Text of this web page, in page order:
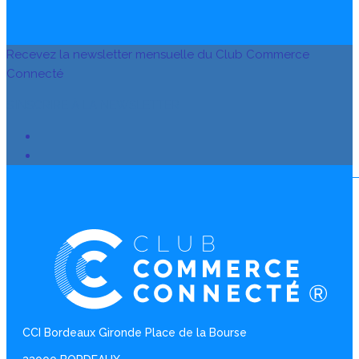
Recevez la newsletter mensuelle du Club Commerce
Connecté
CCI Bordeaux Gironde Place de la Bourse